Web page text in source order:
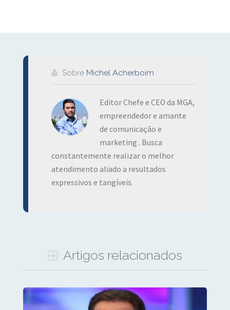
Sobre Michel Acherboim
Editor Chefe e CEO da MGA,
empreendedor e amante
de comunicação e
marketing . Busca
constantemente realizar o melhor
atendimento aliado a resultados
expressivos e tangíveis.
Artigos relacionados